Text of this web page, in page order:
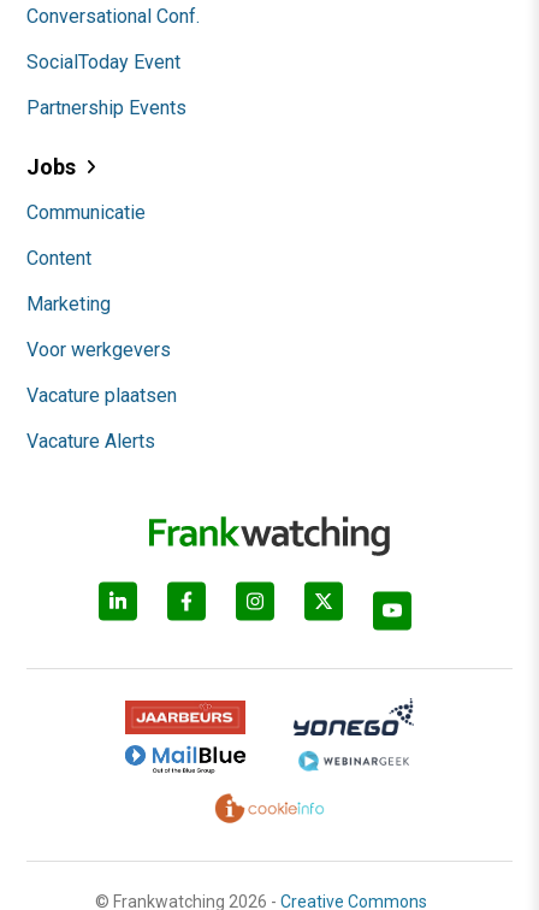
Conversational Conf.
SocialToday Event
Partnership Events
Jobs
Communicatie
Content
Marketing
Voor werkgevers
Vacature plaatsen
Vacature Alerts
© Frankwatching 2026 - Creative Commons